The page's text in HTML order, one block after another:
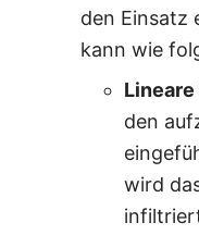
den Einsatz
kann wie
den
wird